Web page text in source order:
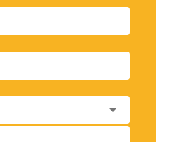
arrow_drop_down